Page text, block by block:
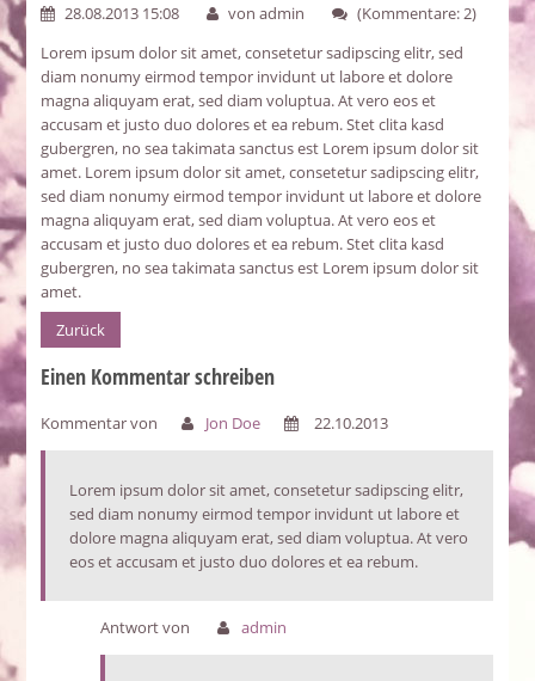
28.08.2013 15:08 von admin
(Kommentare: 2)
Lorem ipsum dolor sit amet, consetetur sadipscing elitr, sed
diam nonumy eirmod tempor invidunt ut labore et dolore
magna aliquyam erat, sed diam voluptua. At vero eos et
accusam et justo duo dolores et ea rebum. Stet clita kasd
gubergren, no sea takimata sanctus est Lorem ipsum dolor sit
amet. Lorem ipsum dolor sit amet, consetetur sadipscing elitr,
sed diam nonumy eirmod tempor invidunt ut labore et dolore
magna aliquyam erat, sed diam voluptua. At vero eos et
accusam et justo duo dolores et ea rebum. Stet clita kasd
gubergren, no sea takimata sanctus est Lorem ipsum dolor sit
amet.
Zurück
Einen Kommentar schreiben
Kommentar von Jon Doe 22.10.2013
Lorem ipsum dolor sit amet, consetetur sadipscing elitr,
sed diam nonumy eirmod tempor invidunt ut labore et
dolore magna aliquyam erat, sed diam voluptua. At vero
eos et accusam et justo duo dolores et ea rebum.
Antwort von admin